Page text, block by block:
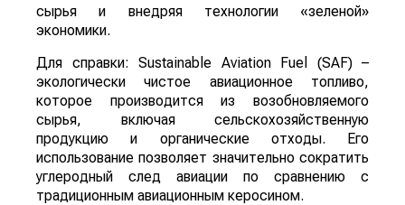
сырья и внедряя технологии «зеленой»
экономики.
Для справки: Sustainable Aviation Fuel (SAF) –
экологически чистое авиационное топливо,
которое производится из возобновляемого
сырья, включая сельскохозяйственную
продукцию и органические отходы. Его
использование позволяет значительно сократить
углеродный след авиации по сравнению с
традиционным авиационным керосином.